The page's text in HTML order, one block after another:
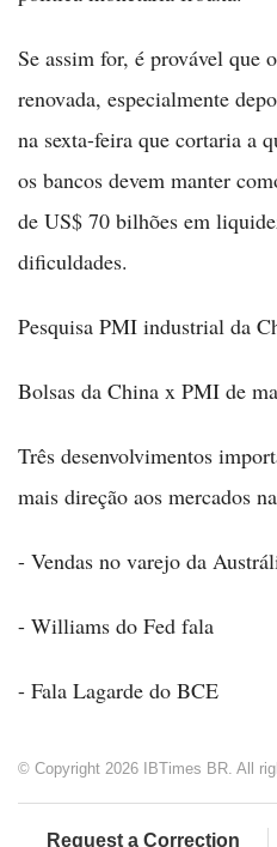
Se assim for, é provável que
renovada, especialmente
na sexta-feira que cortaria a
os bancos devem manter
de US$ 70 bilhões em
dificuldades.
Pesquisa PMI industrial da
Bolsas da China x PMI de
Três desenvolvimentos
mais direção aos mercados
- Vendas no varejo da
- Williams do Fed fala
- Fala Lagarde do BCE
© Copyright 2026 IBTimes BR. All
Request a Correction